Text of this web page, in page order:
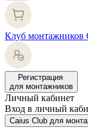
Клуб монтажников
Регистрация
для монтажников
Личный кабинет
Вход в личный
Caius Club для